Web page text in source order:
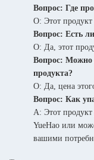
Вопрос: Где
О: Этот продукт
Вопрос: Есть
О: Да, этот
Вопрос: Можно
продукта?
О: Да, цена
Вопрос: Как
A: Этот продукт
YueHao или
вашими